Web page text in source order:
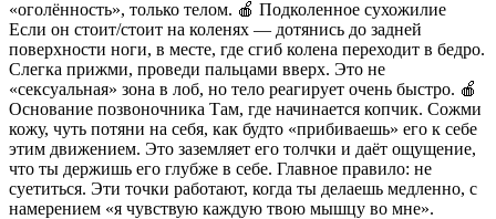
«оголённость», только телом. 🍎 Подколенное сухожилие
Если он стоит/стоит на коленях — дотянись до задней
поверхности ноги, в месте, где сгиб колена переходит в бедро.
Слегка прижми, проведи пальцами вверх. Это не
«сексуальная» зона в лоб, но тело реагирует очень быстро. 🍎
Основание позвоночника Там, где начинается копчик. Сожми
кожу, чуть потяни на себя, как будто «прибиваешь» его к себе
этим движением. Это заземляет его толчки и даёт ощущение,
что ты держишь его глубже в себе. Главное правило: не
суетиться. Эти точки работают, когда ты делаешь медленно, с
намерением «я чувствую каждую твою мышцу во мне».